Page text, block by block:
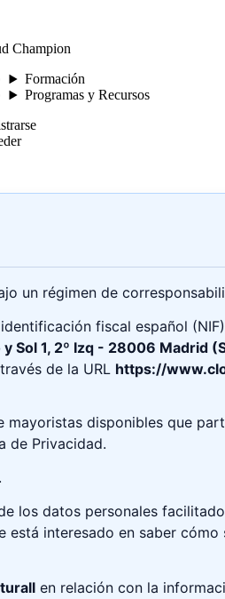
Champion
Formación
Programas y Recursos
un régimen de
fiscal español (NIF)
Sol 1, 2º Izq - 28006 Madrid
de la URL https://
mayoristas disponibles que
de Privacidad.
.
los datos personales
está interesado en saber
en relación con la